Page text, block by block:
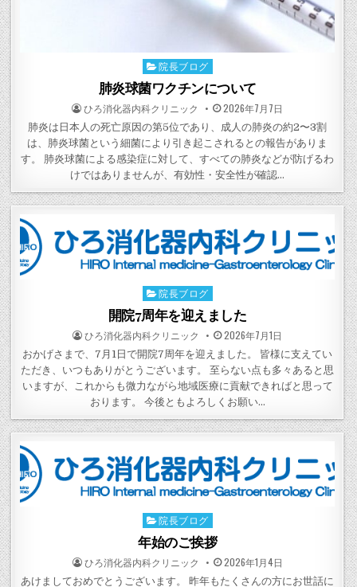
Posted
in
院長ブログ
肺炎球菌ワクチンについて
POSTED
BY
ひろ消化器内科クリニック POSTED
ON
2026年7月7日
肺炎は日本人の死亡原因の第5位であり、成人の肺炎の約2〜3割
は、肺炎球菌という細菌により引き起こされるとの報告がありま
す。 肺炎球菌による感染症に対して、すべての肺炎などが防げるわ
けではありませんが、有効性・安全性が確認…
Posted
in
院長ブログ
開院7周年を迎えました
POSTED
BY
ひろ消化器内科クリニック POSTED
ON
2026年7月1日
おかげさまで、7月1日で開院7周年を迎えました。 皆様に支えてい
ただき、いつもありがとうございます。 至らない点も多々あると思
いますが、これからも微力ながら地域医療に貢献できればと思って
おります。 今後ともよろしくお願い…
Posted
in
院長ブログ
年始のご挨拶
POSTED
BY
ひろ消化器内科クリニック POSTED
ON
2026年1月4日
あけましておめでとうございます。 昨年もたくさんの方にお世話に